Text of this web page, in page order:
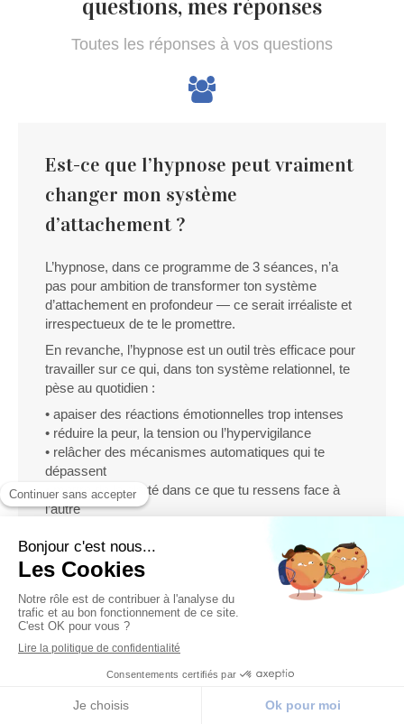
questions, mes réponses
Toutes les réponses à vos questions
Est-ce que l’hypnose peut vraiment
changer mon système
d’attachement ?
L’hypnose, dans ce programme de 3 séances, n’a
pas pour ambition de transformer ton système
d’attachement en profondeur — ce serait irréaliste et
irrespectueux de te le promettre.
En revanche, l’hypnose est un outil très efficace pour
travailler sur ce qui, dans ton système relationnel, te
pèse au quotidien :
• apaiser des réactions émotionnelles trop intenses
• réduire la peur, la tension ou l’hypervigilance
• relâcher des mécanismes automatiques qui te
dépassent
• mettre de la clarté dans ce que tu ressens face à
l’autre
c’est là que naissent tes réflexes, tes élans, tes
protections et parfois tes blocages.
L’hypnose permet d’agir précisément à cet endroit —
non pas pour tout changer, mais pour t’aider à
respirer à l’intérieur de toi, à ressentir plus de calme
et à prendre plus de recul.
Concrètement, tu vas :
➡️ mieux comprendre ce qui s’active en toi